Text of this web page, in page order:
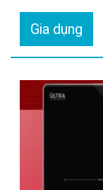
Gia dụng